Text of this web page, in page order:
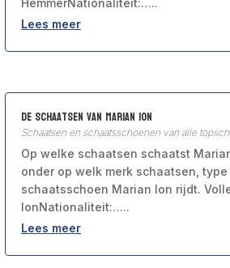
HemmerNationaliteit:…..
Lees meer
De schaatsen van Marian Ion
Schaatsen en schaatsschoenen van alle
Op welke schaatsen schaatst
onder op welk merk schaatsen,
schaatsschoen Marian Ion rijdt.
IonNationaliteit:…..
Lees meer